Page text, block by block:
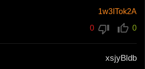
1w3ITok2A
0
xsjyBldb